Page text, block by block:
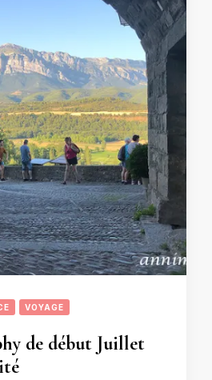
VOYAGE
de début Juillet